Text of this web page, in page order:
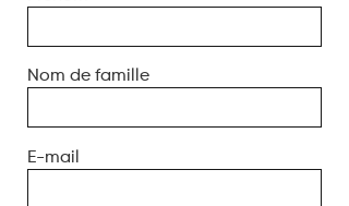
Nom de famille
E-mail